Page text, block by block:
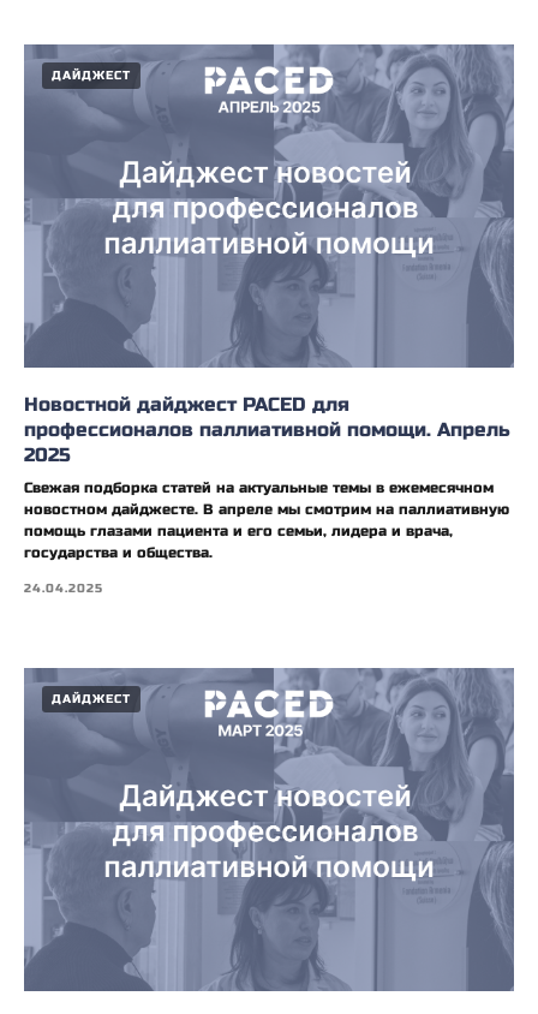
ДАЙДЖЕСТ
Новостной дайджест PACED для
профессионалов паллиативной помощи. Апрель
2025
Свежая подборка статей на актуальные темы в ежемесячном
новостном дайджесте. В апреле мы смотрим на паллиативную
помощь глазами пациента и его семьи, лидера и врача,
государства и общества.
24.04.2025
ДАЙДЖЕСТ